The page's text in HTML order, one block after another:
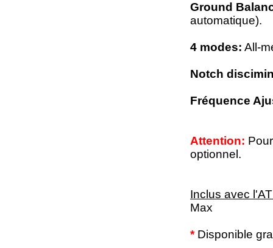
Ground
automatique).
4 modes: All-
Notch
Fréquence
Attention:
optionnel.
Inclus avec
Max
*Disponible